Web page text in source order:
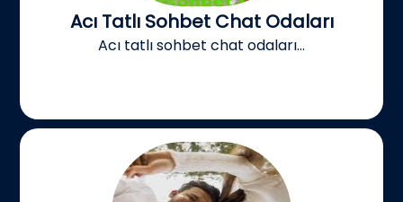
Acı Tatlı Sohbet Chat Odaları
Acı tatlı sohbet chat odaları...